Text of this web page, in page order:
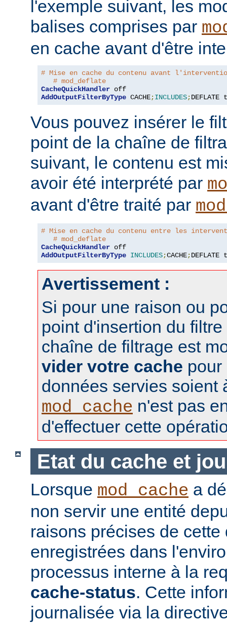
l'exemple suivant, les
balises comprises par
en cache avant d'être
# Mise en cache du contenu avant
# mod_deflate
CacheQuickHandler
AddOutputFilterByType CACHE;INCLUDES;DEFLATE
Vous pouvez insérer le
point de la chaîne de
suivant, le contenu est
avoir été interprété par
avant d'être traité par
# Mise en cache du contenu entre les
# mod_deflate
CacheQuickHandler
AddOutputFilterByType INCLUDES;CACHE;DEFLATE
Avertissement :
Si pour une raison ou
point d'insertion du filtre
chaîne de filtrage est
vider votre cache pour
données servies soient
mod_cache n'est pas
d'effectuer cette
Etat du cache et
Lorsque mod_cache a
non servir une entité
raisons précises de cette
enregistrées dans
processus interne à la
cache-status. Cette
journalisée via la